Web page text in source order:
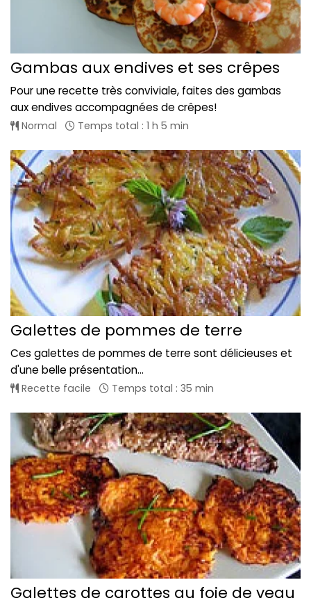
Gambas aux endives et ses crêpes
Pour une recette très conviviale, faites des gambas
aux endives accompagnées de crêpes!
Normal Temps total : 1 h 5 min
Galettes de pommes de terre
Ces galettes de pommes de terre sont délicieuses et
d'une belle présentation...
Recette facile Temps total : 35 min
Galettes de carottes au foie de veau